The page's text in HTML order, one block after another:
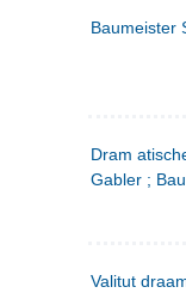
Baumeister
Dram
Gabler ;
Valitut